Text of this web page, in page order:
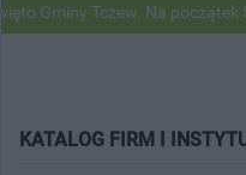
Gminy Tczew. Na początek
KATALOG FIRM I